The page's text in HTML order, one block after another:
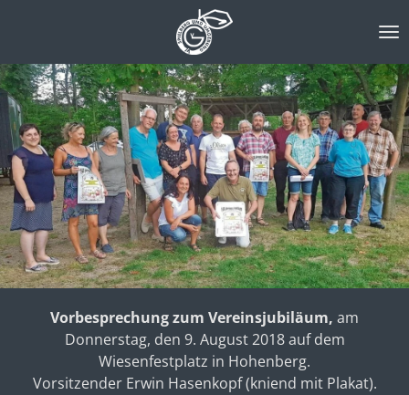
springen
Vorbesprechung zum Vereinsjubiläum, am
Donnerstag, den 9. August 2018 auf dem
Wiesenfestplatz in Hohenberg.
Vorsitzender Erwin Hasenkopf (kniend mit Plakat).